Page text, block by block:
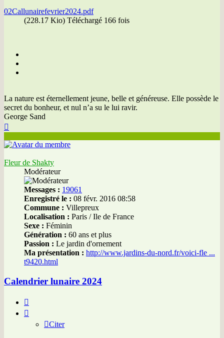
02Callunairefevrier2024.pdf
(228.17 Kio) Téléchargé 166 fois
La nature est éternellement jeune, belle et généreuse. Elle possède le
secret du bonheur, et nul n’a su le lui ravir.
George Sand
Fleur de Shakty
Modérateur
Messages : 19061
Enregistré le : 08 févr. 2016 08:58
Commune : Villepreux
Localisation : Paris / Ile de France
Sexe : Féminin
Génération : 60 ans et plus
Passion : Le jardin d'ornement
Ma présentation : http://www.jardins-du-nord.fr/voici-fle ...
t9420.html
Calendrier lunaire 2024
Citer